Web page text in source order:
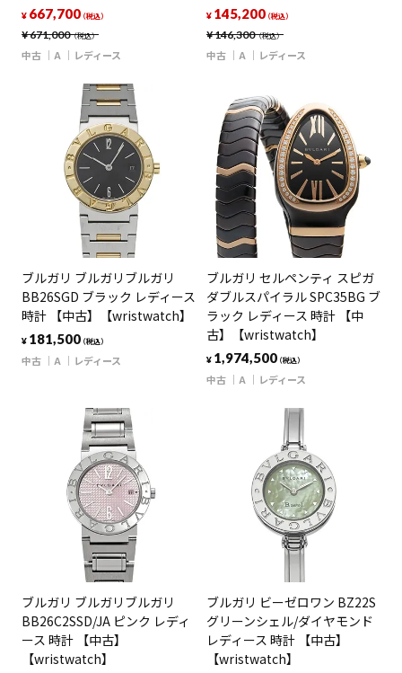
¥671,000（税込）
¥ 667,700（税込）
中古 A レディース
¥146,300（税込）
¥ 145,200（税込）
中古 A レディース
ブルガリ ブルガリブルガリ
BB26SGD ブラック レディース
時計 【中古】【wristwatch】
¥ 181,500（税込）
中古 A レディース
ブルガリ セルペンティ スピガ
ダブルスパイラル SPC35BG ブ
ラック レディース 時計 【中
古】【wristwatch】
¥ 1,974,500（税込）
中古 A レディース
ブルガリ ブルガリブルガリ
BB26C2SSD/JA ピンク レディ
ース 時計 【中古】
【wristwatch】
ブルガリ ビーゼロワン BZ22S
グリーンシェル/ダイヤモンド
レディース 時計 【中古】
【wristwatch】